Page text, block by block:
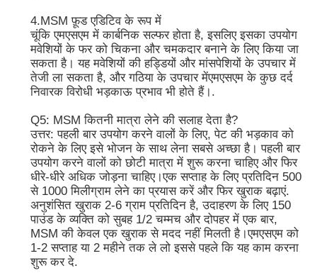
4.MSM फ़ूड एडिटिव के रूप में
चूंकि एमएसएम में कार्बनिक सल्फर होता है, इसलिए इसका उपयोग
मवेशियों के फर को चिकना और चमकदार बनाने के लिए किया जा
सकता है। यह मवेशियों की हड्डियों और मांसपेशियों के उपचार में
तेजी ला सकता है, और गठिया के उपचार मेंएमएसएम के कुछ दर्द
निवारक विरोधी भड़काऊ प्रभाव भी होते हैं।.
Q5: MSM कितनी मात्रा लेने की सलाह देता है?
उत्तर: पहली बार उपयोग करने वालों के लिए, पेट की भड़काव को
रोकने के लिए इसे भोजन के साथ लेना सबसे अच्छा है। पहली बार
उपयोग करने वालों को छोटी मात्रा में शुरू करना चाहिए और फिर
धीरे-धीरे अधिक जोड़ना चाहिए।एक सप्ताह के लिए प्रतिदिन 500
से 1000 मिलीग्राम लेने का प्रयास करें और फिर खुराक बढ़ाएं.
अनुशंसित खुराक 2-6 ग्राम प्रतिदिन है, उदाहरण के लिए 150
पाउंड के व्यक्ति को सुबह 1/2 चम्मच और दोपहर में एक बार,
MSM की केवल एक खुराक से मदद नहीं मिलती है।एमएसएम को
1-2 सप्ताह या 2 महीने तक ले लो इससे पहले कि यह काम करना
शुरू कर दे.